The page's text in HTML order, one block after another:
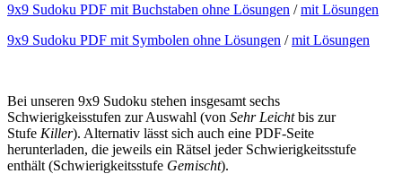
9x9 Sudoku PDF mit Buchstaben ohne Lösungen /mit Lösungen
9x9 Sudoku PDF mit Symbolen ohne Lösungen /mit Lösungen
Bei unseren 9x9 Sudoku stehen insgesamt sechs
Schwierigkeisstufen zur Auswahl (von Sehr Leichtbis zur
Stufe Killer). Alternativ lässt sich auch eine PDF-Seite
herunterladen, die jeweils ein Rätsel jeder Schwierigkeitsstufe
enthält (Schwierigkeitsstufe Gemischt).